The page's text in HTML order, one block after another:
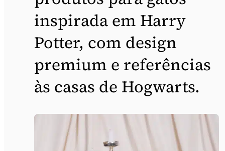
inspirada em Harry
Potter, com design
premium e referências
às casas de Hogwarts.